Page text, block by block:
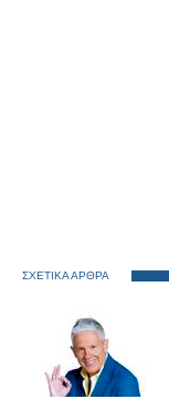
ΣΧΕΤΙΚΑ ΑΡΘΡΑ